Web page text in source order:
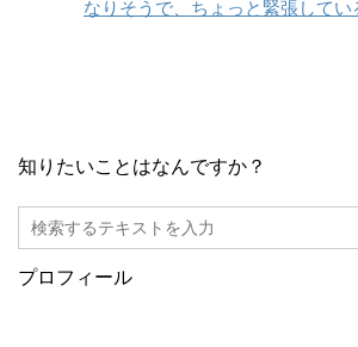
なりそうで、ちょっと緊張してい
知りたいことはなんですか？
プロフィール